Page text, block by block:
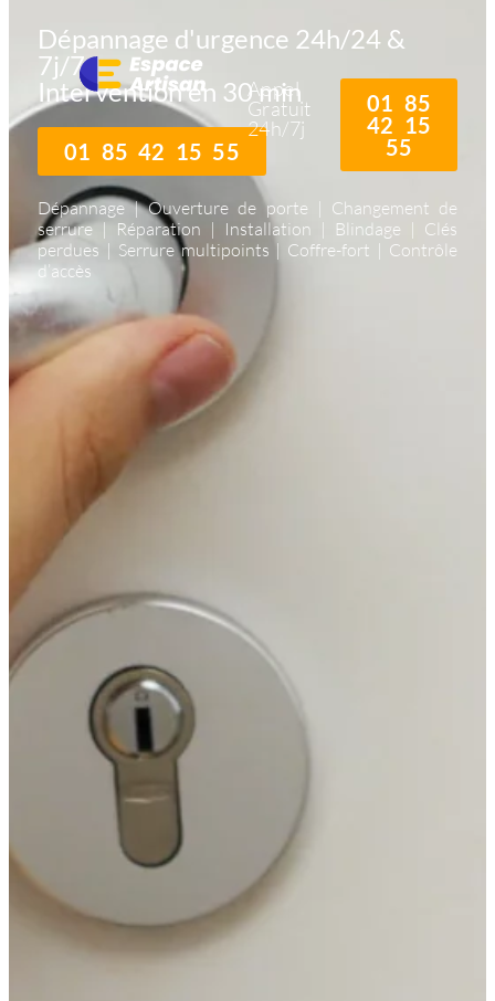
Appel
Gratuit
24h/7j
01 85
42 15
55
Dépannage d'urgence 24h/24 &
7j/7
Intervention en 30 min
01 85 42 15 55
Dépannage | Ouverture de porte | Changement de
serrure | Réparation | Installation | Blindage | Clés
perdues | Serrure multipoints | Coffre-fort | Contrôle
d’accès